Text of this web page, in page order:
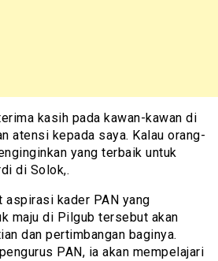
kasih pada kawan-kawan di
atensi kepada saya. Kalau orang-
yang terbaik untuk
di Solok,.
aspirasi kader PAN yang
maju di Pilgub tersebut akan
dan pertimbangan baginya.
PAN, ia akan mempelajari